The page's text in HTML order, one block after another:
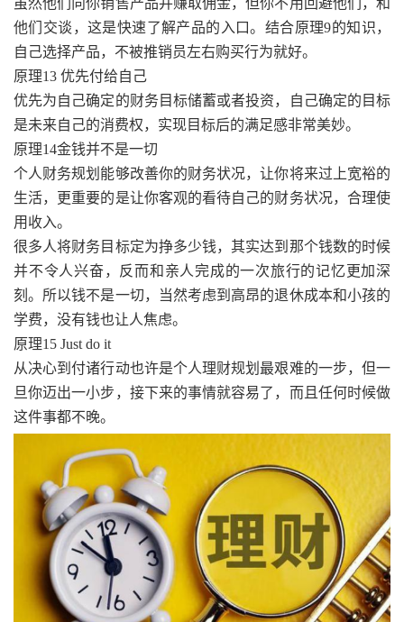
虽然他们向你销售产品并赚取佣金，但你不用回避他们，和
他们交谈，这是快速了解产品的入口。结合原理9的知识，
自己选择产品，不被推销员左右购买行为就好。
原理13 优先付给自己
优先为自己确定的财务目标储蓄或者投资，自己确定的目标
是未来自己的消费权，实现目标后的满足感非常美妙。
原理14金钱并不是一切
个人财务规划能够改善你的财务状况，让你将来过上宽裕的
生活，更重要的是让你客观的看待自己的财务状况，合理使
用收入。
很多人将财务目标定为挣多少钱，其实达到那个钱数的时候
并不令人兴奋，反而和亲人完成的一次旅行的记忆更加深
刻。所以钱不是一切，当然考虑到高昂的退休成本和小孩的
学费，没有钱也让人焦虑。
原理15 Just do it
从决心到付诸行动也许是个人理财规划最艰难的一步，但一
旦你迈出一小步，接下来的事情就容易了，而且任何时候做
这件事都不晚。